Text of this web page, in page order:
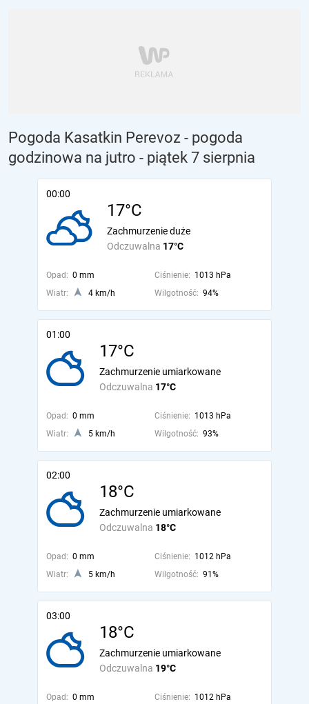
Pogoda Kasatkin Perevoz - pogoda
godzinowa na jutro - piątek 7 sierpnia
00:00
17°C
Odczuwalna 17°C
Zachmurzenie duże
Opad: 0 mm Ciśnienie: 1013 hPa
Wiatr:
4 km/h Wilgotność: 94%
01:00
17°C
Odczuwalna 17°C
Zachmurzenie umiarkowane
Opad: 0 mm Ciśnienie: 1013 hPa
Wiatr:
5 km/h Wilgotność: 93%
02:00
18°C
Odczuwalna 18°C
Zachmurzenie umiarkowane
Opad: 0 mm Ciśnienie: 1012 hPa
Wiatr:
5 km/h Wilgotność: 91%
03:00
18°C
Odczuwalna 19°C
Zachmurzenie umiarkowane
Opad: 0 mm Ciśnienie: 1012 hPa